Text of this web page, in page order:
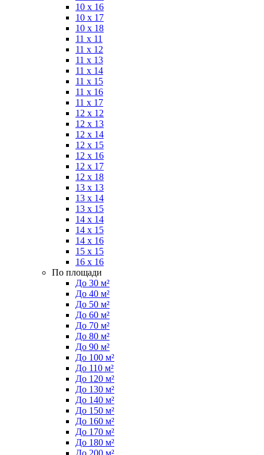
10 x 16
10 x 17
10 x 18
11 x 11
11 x 12
11 x 13
11 x 14
11 x 15
11 x 16
11 x 17
12 x 12
12 x 13
12 x 14
12 x 15
12 x 16
12 x 17
12 x 18
13 x 13
13 x 14
13 x 15
14 x 14
14 x 15
14 x 16
15 x 15
16 x 16
По площади
До 30 м²
До 40 м²
До 50 м²
До 60 м²
До 70 м²
До 80 м²
До 90 м²
До 100 м²
До 110 м²
До 120 м²
До 130 м²
До 140 м²
До 150 м²
До 160 м²
До 170 м²
До 180 м²
До 200 м²